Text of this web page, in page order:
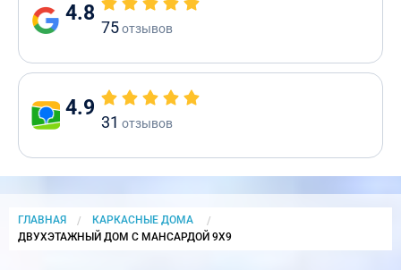
4.8
75отзывов
4.9
31 отзывов
ГЛАВНАЯ
КАРКАСНЫЕ ДОМА
CURRENT:
ДВУХЭТАЖНЫЙ ДОМ С МАНСАРДОЙ 9Х9